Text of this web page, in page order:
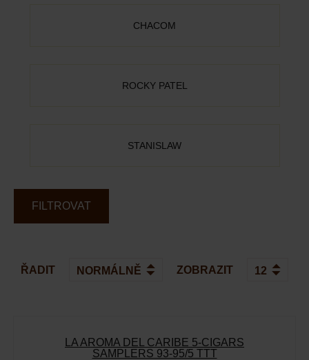
CHACOM
ROCKY PATEL
STANISLAW
FILTROVAT
ŘADIT ZOBRAZIT
LA AROMA DEL CARIBE 5-CIGARS
SAMPLERS 93-95/5 TTT